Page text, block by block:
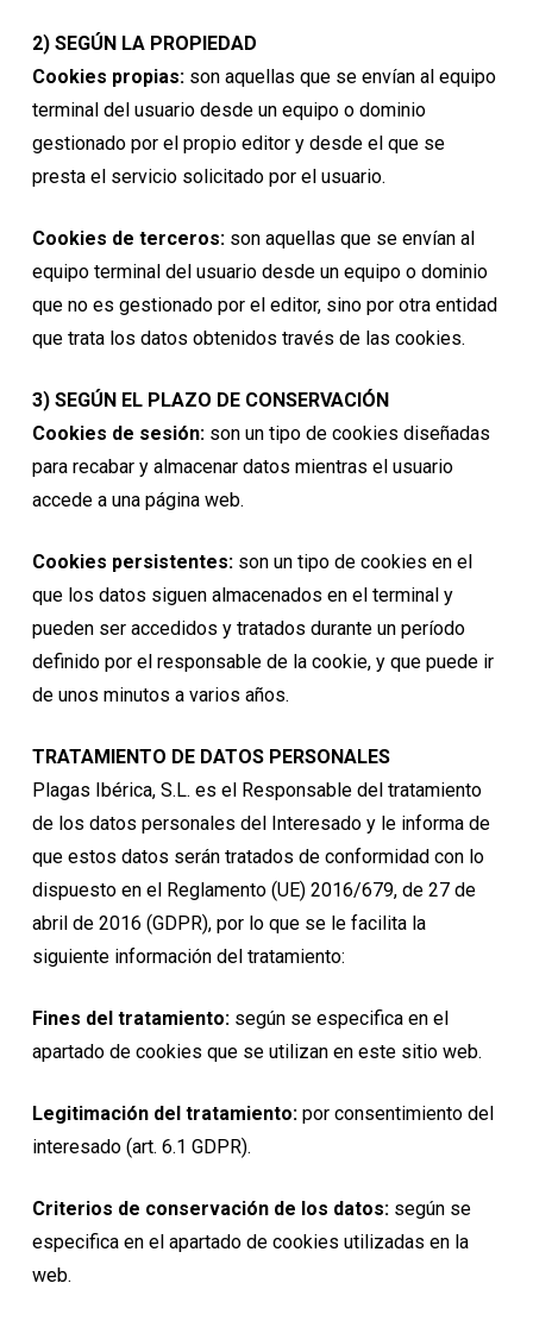
2) SEGÚN LA PROPIEDAD
Cookies propias:son aquellas que se envían al equipo
terminal del usuario desde un equipo o dominio
gestionado por el propio editor y desde el que se
presta el servicio solicitado por el usuario.
Cookies de terceros:son aquellas que se envían al
equipo terminal del usuario desde un equipo o dominio
que no es gestionado por el editor, sino por otra entidad
que trata los datos obtenidos través de las cookies.
3) SEGÚN EL PLAZO DE CONSERVACIÓN
Cookies de sesión:son un tipo de cookies diseñadas
para recabar y almacenar datos mientras el usuario
accede a una página web.
Cookies persistentes:son un tipo de cookies en el
que los datos siguen almacenados en el terminal y
pueden ser accedidos y tratados durante un período
definido por el responsable de la cookie, y que puede ir
de unos minutos a varios años.
TRATAMIENTO DE DATOS PERSONALES
Plagas Ibérica, S.L. es el Responsable del tratamiento
de los datos personales del Interesado y le informa de
que estos datos serán tratados de conformidad con lo
dispuesto en el Reglamento (UE) 2016/679, de 27 de
abril de 2016 (GDPR), por lo que se le facilita la
siguiente información del tratamiento:
Fines del tratamiento:según se especifica en el
apartado de cookies que se utilizan en este sitio web.
Legitimación del tratamiento:por consentimiento del
interesado (art. 6.1 GDPR).
Criterios de conservación de los datos:según se
especifica en el apartado de cookies utilizadas en la
web.